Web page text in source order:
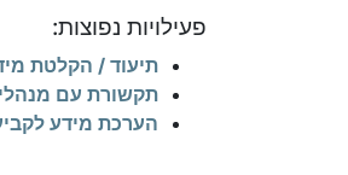
פעילויות נפוצות:
תיעוד / הקלטת
תקשורת עם
הערכת מידע